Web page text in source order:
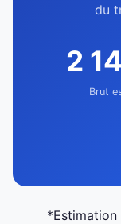
du
2
Brut
*Estimation